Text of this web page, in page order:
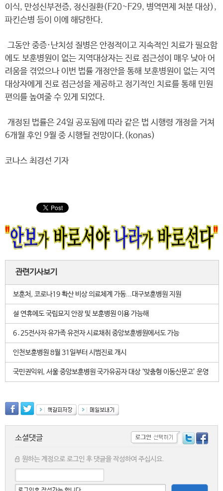
이식, 만성신부전증, 정신질환(F20~F29, 병역면제 처분 대상),
파킨슨병 등이 이에 해당한다.
그동안 중증·난치성 질병은 안정적이고 지속적인 치료가 필요함
에도 보훈병원이 없는 지역대상자는 진료 접근성이 매우 낮아 어
려움을 겪었으나 이번 법률 개정안을 통해 보훈병원이 없는 지역
대상자에게 진료 접근성을 제공하고 정기적인 치료를 통해 민원
편의를 높여줄 수 있게 되었다.
개정된 법률은 24일 공포됨에 따라 같은 법 시행령 개정을 거쳐
6개월 후인 9월 중 시행될 전망이다.(konas)
코나스 최경선 기자
관련기사보기
보훈처, 코로나19 확산 비상 의료체계 가동...대구보훈병원 지원
설 연휴에도 국립묘지 안장 및 보훈병원 이용 가능해
6․25전사자 유가족 유전자 시료채취 중앙보훈병원에서도 가능
인천보훈병원 8월 31일부터 시범진료 개시
국민권익위, 서울 중앙보훈병원 국가유공자 대상 ‘맞춤형 이동신문고’ 운영
소셜댓글
원하는 계정으로 로그인 후 댓글을 작성하여 주십시요.